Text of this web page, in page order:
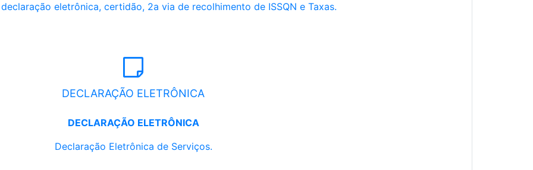
eletrônica, certidão, 2a via de recolhimento de ISSQN e Taxas.
DECLARAÇÃO ELETRÔNICA
DECLARAÇÃO ELETRÔNICA
Declaração Eletrônica de Serviços.